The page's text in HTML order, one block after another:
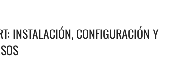
INSTALACIÓN, CONFIGURACIÓN Y